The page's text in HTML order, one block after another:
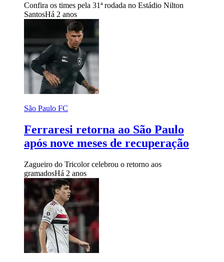
Confira os times pela 31ª rodada no Estádio Nilton
SantosHá 2 anos
São Paulo FC
Ferraresi retorna ao São Paulo
após nove meses de recuperação
Zagueiro do Tricolor celebrou o retorno aos
gramadosHá 2 anos